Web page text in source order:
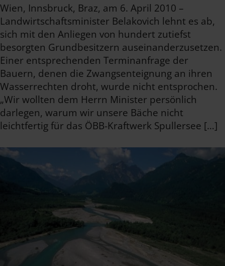
Wien, Innsbruck, Braz, am 6. April 2010 –
Landwirtschaftsminister Belakovich lehnt es ab,
sich mit den Anliegen von hundert zutiefst
besorgten Grundbesitzern auseinanderzusetzen.
Einer entsprechenden Terminanfrage der
Bauern, denen die Zwangsenteignung an ihren
Wasserrechten droht, wurde nicht entsprochen.
„Wir wollten dem Herrn Minister persönlich
darlegen, warum wir unsere Bäche nicht
leichtfertig für das ÖBB-Kraftwerk Spullersee […]